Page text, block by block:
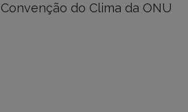
do Clima da ONU